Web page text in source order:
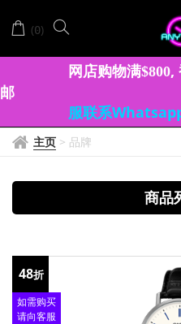
DEMAS
AGUAR
(0)
网店购物满$800,
邮
服联系
主页 > 品牌
商品
48折
如需购买
请向客服